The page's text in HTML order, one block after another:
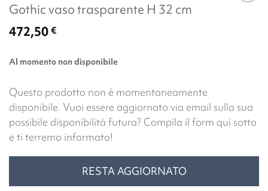
Gothic vaso trasparente H 32 cm
472,50€
Al momento non disponibile
Questo prodotto non è momentaneamente
disponibile. Vuoi essere aggiornato via email sulla sua
possibile disponibilità futura? Compila il form qui sotto
e ti terremo informato!
RESTA AGGIORNATO